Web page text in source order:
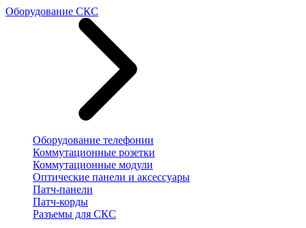
Оборудование СКС
Оборудование телефонии
Коммутационные розетки
Коммутационные модули
Оптические панели и аксессуары
Патч-панели
Патч-корды
Разъемы для СКС